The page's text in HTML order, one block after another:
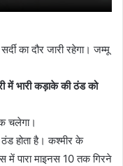
का दौर जारी रहेगा। जम्मू
में भारी कड़ाके की ठंड को
चलेगा।
होता है। कश्मीर के
में पारा माइनस 10 तक गिरने